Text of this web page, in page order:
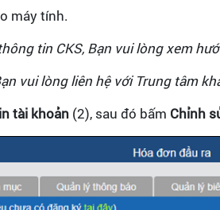
máy tính.
tin CKS, Bạn vui lòng xem
vui lòng liên hệ với Trung tâm
tài khoản (2), sau đó bấm Chỉnh